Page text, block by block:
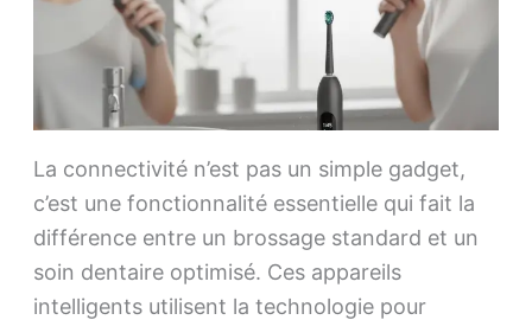
La connectivité n’est pas un simple gadget,
c’est une fonctionnalité essentielle qui fait la
différence entre un brossage standard et un
soin dentaire optimisé. Ces appareils
intelligents utilisent la technologie pour